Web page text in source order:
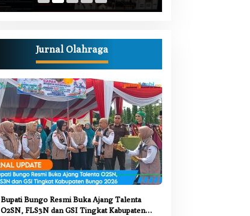
Jurnal Olahraga
Bupati Bungo Resmi Buka Ajang Talenta
O2SN, FLS3N dan GSI Tingkat Kabupaten